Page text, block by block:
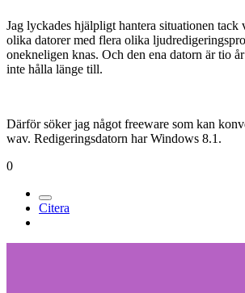
Jag lyckades hjälpligt hantera situationen tack
olika datorer med flera olika
onekneligen knas. Och den ena datorn är tio
inte hålla länge till.
Därför söker jag något freeware som kan
wav. Redigeringsdatorn har Windows 8.1.
0
Citera